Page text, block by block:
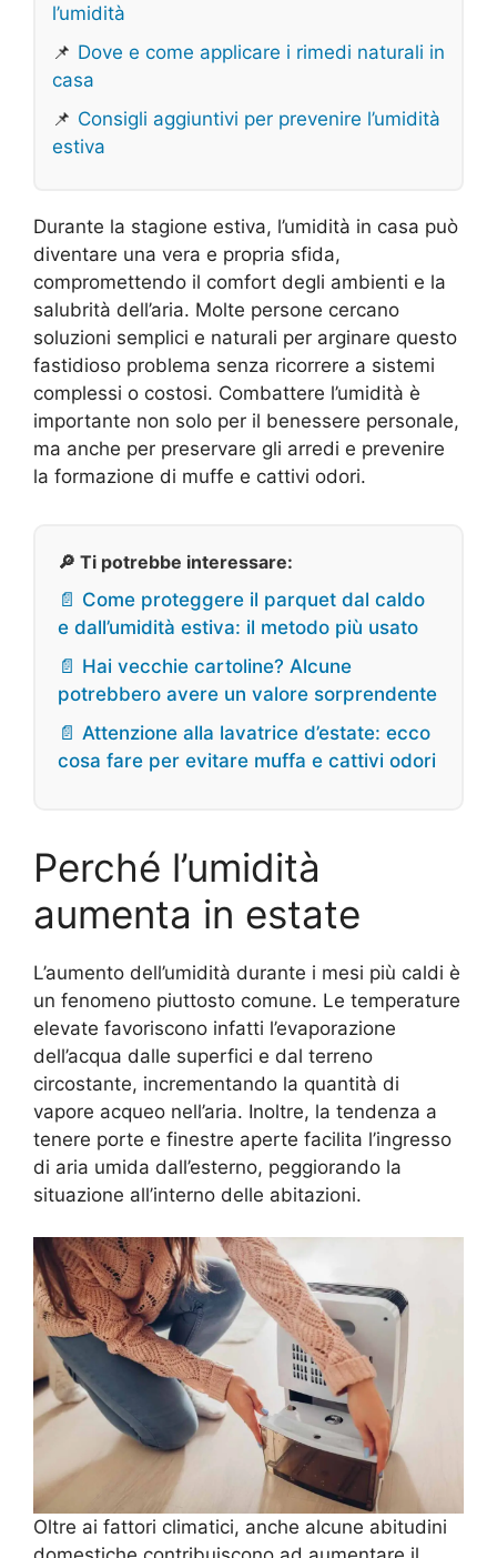
l’umidità
📌 Dove e come applicare i rimedi naturali in
casa
📌 Consigli aggiuntivi per prevenire l’umidità
estiva
Durante la stagione estiva, l’umidità in casa può
diventare una vera e propria sfida,
compromettendo il comfort degli ambienti e la
salubrità dell’aria. Molte persone cercano
soluzioni semplici e naturali per arginare questo
fastidioso problema senza ricorrere a sistemi
complessi o costosi. Combattere l’umidità è
importante non solo per il benessere personale,
ma anche per preservare gli arredi e prevenire
la formazione di muffe e cattivi odori.
🔎 Ti potrebbe interessare:
📄 Come proteggere il parquet dal caldo
e dall’umidità estiva: il metodo più usato
📄 Hai vecchie cartoline? Alcune
potrebbero avere un valore sorprendente
📄 Attenzione alla lavatrice d’estate: ecco
cosa fare per evitare muffa e cattivi odori
Perché l’umidità
aumenta in estate
L’aumento dell’umidità durante i mesi più caldi è
un fenomeno piuttosto comune. Le temperature
elevate favoriscono infatti l’evaporazione
dell’acqua dalle superfici e dal terreno
circostante, incrementando la quantità di
vapore acqueo nell’aria. Inoltre, la tendenza a
tenere porte e finestre aperte facilita l’ingresso
di aria umida dall’esterno, peggiorando la
situazione all’interno delle abitazioni.
Oltre ai fattori climatici, anche alcune abitudini